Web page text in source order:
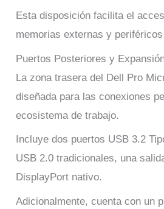
Esta disposición facilita el
memorias externas y
Puertos Posteriores y
La zona trasera del Dell Pro
diseñada para las conexiones
ecosistema de trabajo.
Incluye dos puertos USB 3.2
USB 2.0 tradicionales, una
DisplayPort nativo.
Adicionalmente, cuenta con un